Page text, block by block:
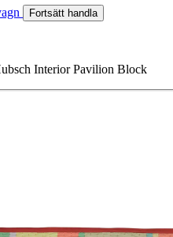
Fortsätt handla
Interior Pavilion Block